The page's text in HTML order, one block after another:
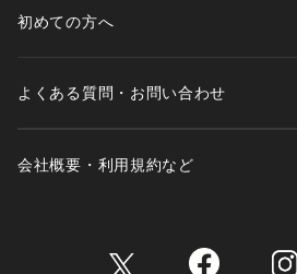
ミルキーな優しいブルーとブラウンの
ある表情をつくります。
光を静かに受け止めるホワイトトーン。
す。
人の印象に。
初めての方へ
よくある質問・お問い合わせ
会社概要・利用規約など